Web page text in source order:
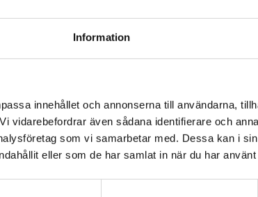
Information
innehållet och annonserna till användarna,
vidarebefordrar även sådana identifierare och
som vi samarbetar med. Dessa kan i
eller som de har samlat in när du har
fraktregion
som att du besöker studentlitteratur.se via en
Sverige. Vi erbjuder inte leveranser utanför
att kunna slutföra ett köp måste
vara i Sverige.Läs mer
Produkter